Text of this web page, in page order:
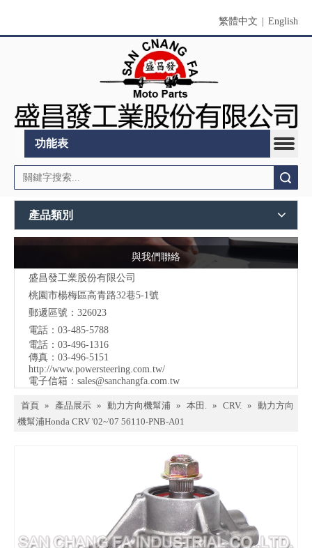
繁體中文 English
功能表
產品類別
與我們聯絡
盛昌發工業股份有限公司
桃園市楊梅區高青路32巷5-1號
郵遞區號：326023
電話：03-485-5788
電話：03-496-1316
傳真：03-496-5151
http://www.powersteering.com.tw/
電子信箱： sales@sanchangfa.com.tw
首頁 » 產品展示 » 動力方向機幫浦 » 本田. » CRV. » 動力方向
機幫浦Honda CRV '02~'07 56110-PNB-A01